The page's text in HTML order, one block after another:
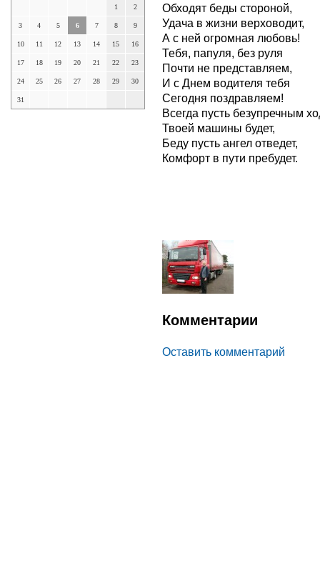
1 2
3 4 5 6 7 8 9
10 11 12 13 14 15 16
17 18 19 20 21 22 23
24 25 26 27 28 29 30
31
Обходят беды стороной,
Удача в жизни верховодит,
А с ней огромная любовь!
Тебя, папуля, без руля
Почти не представляем,
И с Днем водителя тебя
Сегодня поздравляем!
Всегда пусть безупречным
Твоей машины будет,
Беду пусть ангел отведет,
Комфорт в пути пребудет.
Комментарии
Оставить комментарий